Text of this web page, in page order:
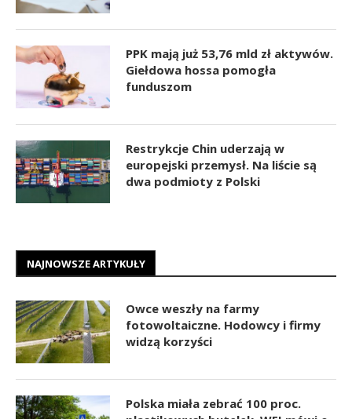
PPK mają już 53,76 mld zł aktywów.
Giełdowa hossa pomogła
funduszom
Restrykcje Chin uderzają w
europejski przemysł. Na liście są
dwa podmioty z Polski
NAJNOWSZE ARTYKUŁY
Owce weszły na farmy
fotowoltaiczne. Hodowcy i firmy
widzą korzyści
Polska miała zebrać 100 proc.